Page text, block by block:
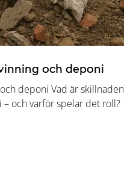
och deponi
deponi Vad är skillnaden
och varför spelar det roll?